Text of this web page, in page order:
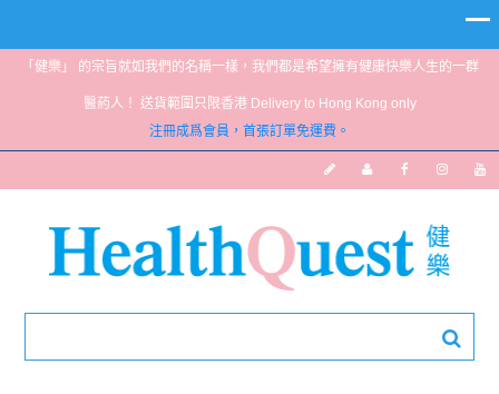
「健樂」 的宗旨就如我們的名稱一樣，我們都是希望擁有健康快樂人生的一群
醫葯人！ 送貨範圍只限香港 Delivery to Hong Kong only
注冊成爲會員，首張訂單免運費。